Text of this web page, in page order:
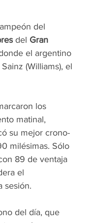
del
del Gran
el argentino
(Williams), el
los
matinal,
su mejor crono-
milésimas. Sólo
89 de ventaja
el
sesión.
del día, que